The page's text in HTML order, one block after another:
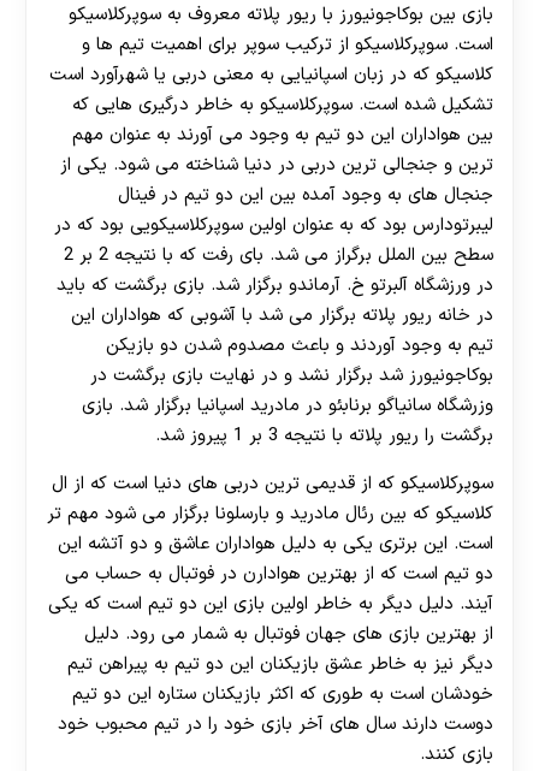
بازی بین بوکاجونیورز با ریور پلاته معروف به سوپرکلاسیکو
است. سوپرکلاسیکو از ترکیب سوپر برای اهمیت تیم ها و
کلاسیکو که در زبان اسپانیایی به معنی دربی یا شهرآورد است
تشکیل شده است. سوپرکلاسیکو به خاطر درگیری هایی که
بین هواداران این دو تیم به وجود می آورند به عنوان مهم
ترین و جنجالی ترین دربی در دنیا شناخته می شود. یکی از
جنجال های به وجود آمده بین این دو تیم در فینال
لیبرتودارس بود که به عنوان اولین سوپرکلاسیکویی بود که در
سطح بین الملل برگراز می شد. بای رفت که با نتیجه 2 بر 2
در ورزشگاه آلبرتو خ. آرماندو برگزار شد. بازی برگشت که باید
در خانه ریور پلاته برگزار می شد با آشوبی که هواداران این
تیم به وجود آوردند و باعث مصدوم شدن دو بازیکن
بوکاجونیورز شد برگزار نشد و در نهایت بازی برگشت در
وزرشگاه سانیاگو برنابئو در مادرید اسپانیا برگزار شد. بازی
برگشت را ریور پلاته با نتیجه 3 بر 1 پیروز شد.
سوپرکلاسیکو که از قدیمی ترین دربی های دنیا است که از ال
کلاسیکو که بین رئال مادرید و بارسلونا برگزار می شود مهم تر
است. این برتری یکی به دلیل هواداران عاشق و دو آتشه این
دو تیم است که از بهترین هوادارن در فوتبال به حساب می
آیند. دلیل دیگر به خاطر اولین بازی این دو تیم است که یکی
از بهترین بازی های جهان فوتبال به شمار می رود. دلیل
دیگر نیز به خاطر عشق بازیکنان این دو تیم به پیراهن تیم
خودشان است به طوری که اکثر بازیکنان ستاره این دو تیم
دوست دارند سال های آخر بازی خود را در تیم محبوب خود
بازی کنند.